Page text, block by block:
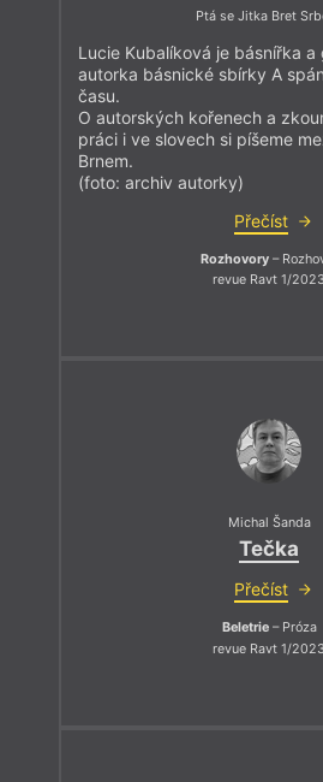
Ptá se Jitka Bret
Lucie Kubalíková je básnířka a
autorka básnické sbírky A
času.
O autorských kořenech a
práci i ve slovech si píšeme
Brnem.
(foto: archiv autorky)
Přečíst
Rozhovory–
revue Ravt 1/2023
Michal Šanda
Tečka
Přečíst
Beletrie– Próza
revue Ravt 1/2023